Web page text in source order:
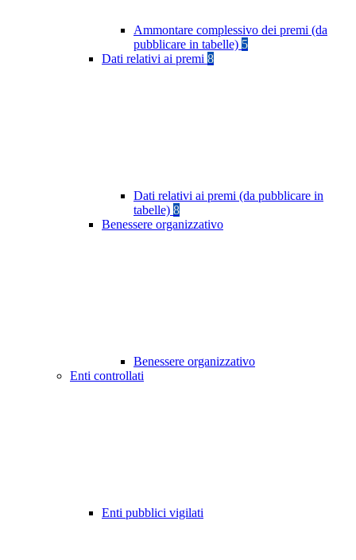
Ammontare complessivo dei premi (da
pubblicare in tabelle) 5
Dati relativi ai premi 8
Dati relativi ai premi (da pubblicare in
tabelle) 8
Benessere organizzativo
Benessere organizzativo
Enti controllati
Enti pubblici vigilati